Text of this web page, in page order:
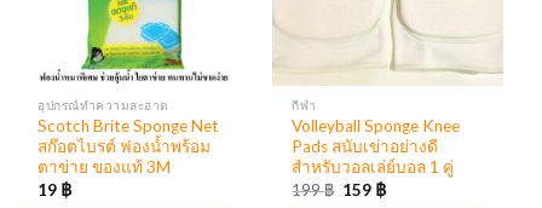
อุปกรณ์ทำความสะอาด
Scotch Brite Sponge Net
สก๊อตไบรต์ ฟองน้ำพร้อม
ตาข่าย ของแท้ 3M
19 ฿
กีฬา
Volleyball Sponge Knee
Pads สนับเข่าอย่างดี
สำหรับวอลเล่ย์บอล 1 คู่
199฿ 159 ฿